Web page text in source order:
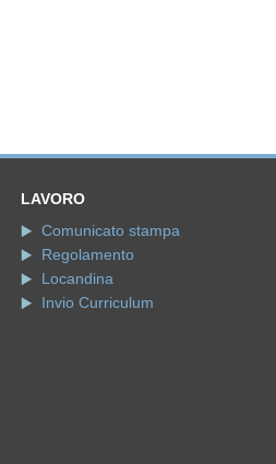
LAVORO
Comunicato stampa
Regolamento
Locandina
Invio Curriculum